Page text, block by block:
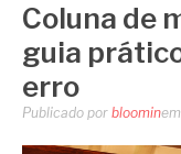
Coluna de
guia
erro
Publicado por bloominem